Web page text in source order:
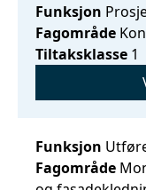
Funksjon
Fagområde
Tiltaksklasse 1
Funksjon
Fagområde